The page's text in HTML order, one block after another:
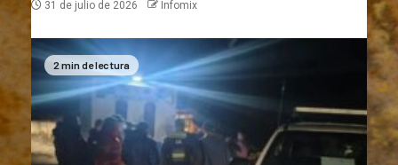
31 de julio de 2026 Infomix
2 min de lectura